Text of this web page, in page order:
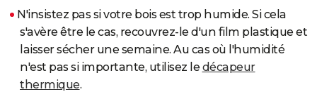
N'insistez pas si votre bois est trop humide. Si cela
s'avère être le cas, recouvrez-le d'un film plastique et
laisser sécher une semaine. Au cas où l'humidité
n'est pas si importante, utilisez le décapeur
thermique.